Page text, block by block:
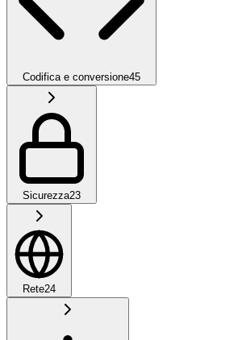
Codifica e conversione45
Sicurezza23
Rete24